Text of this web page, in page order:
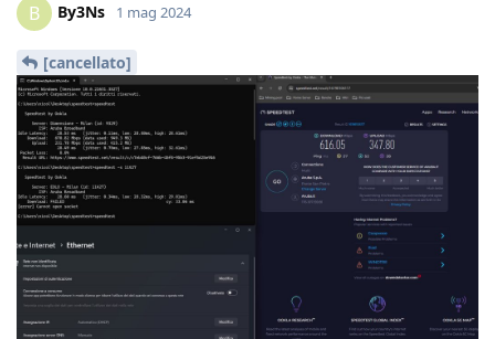
B By3Ns 1 mag 2024
[cancellato]